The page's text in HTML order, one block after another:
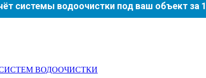
ВОДООЧИСТКИ
системы водоочистки под ваш объект за